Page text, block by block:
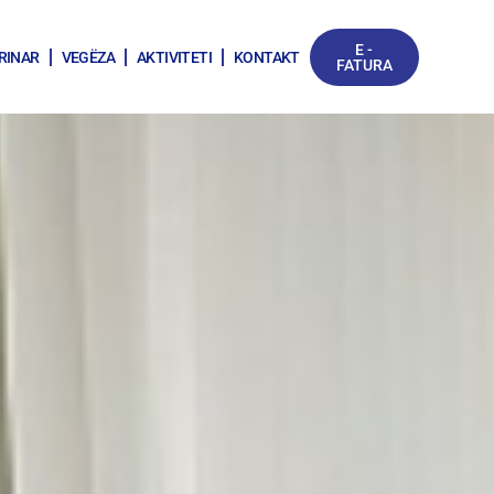
VEGËZA AKTIVITETI KONTAKT
E -
FATURA